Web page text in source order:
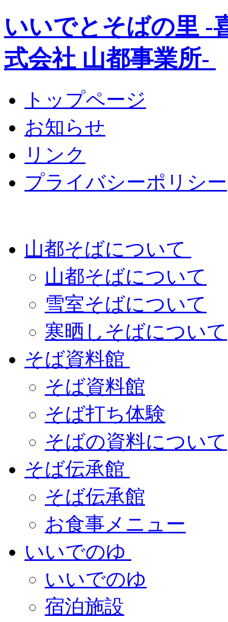
いいでとそばの里 -
式会社 山都事業所-
トップページ
お知らせ
リンク
プライバシーポリシー
山都そばについて
山都そばについて
雪室そばについて
寒晒しそばについて
そば資料館
そば資料館
そば打ち体験
そばの資料について
そば伝承館
そば伝承館
お食事メニュー
いいでのゆ
いいでのゆ
宿泊施設